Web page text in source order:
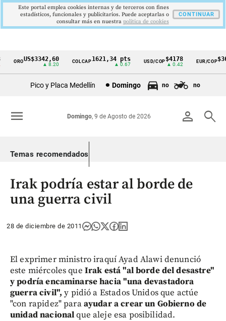
Cintillo
Colombia
OROUS$3342,60
▲ 8.20
COLCAP1621,34 pts
▲ 0.67
USD/COP$4178
▲ 0.42
EUR/COP
Pico y Placa Medellín Domingo no no
person search
Domingo, 9 de Agosto de 2026
menu
Temas recomendados
Irak podría estar al borde de
una guerra civil
28 de diciembre de 2011
El exprimer ministro iraquí Ayad Alawi denunció
este miércoles que Irak está "al borde del desastre"
y podría encaminarse hacia "una devastadora
guerra civil", y pidió a Estados Unidos que actúe
"con rapidez" paraayudar a crear un Gobierno de
unidad nacionalque aleje esa posibilidad.
Este portal emplea cookies internas y de terceros con fines
estadísticos, funcionales y publicitarios. Puede aceptarlas o
consultar más en nuestra politica de cookies
CONTINUAR